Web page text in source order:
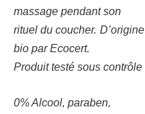
massage pendant son
rituel du coucher.
bio par Ecocert.
Produit testé sous
0% Alcool, paraben,